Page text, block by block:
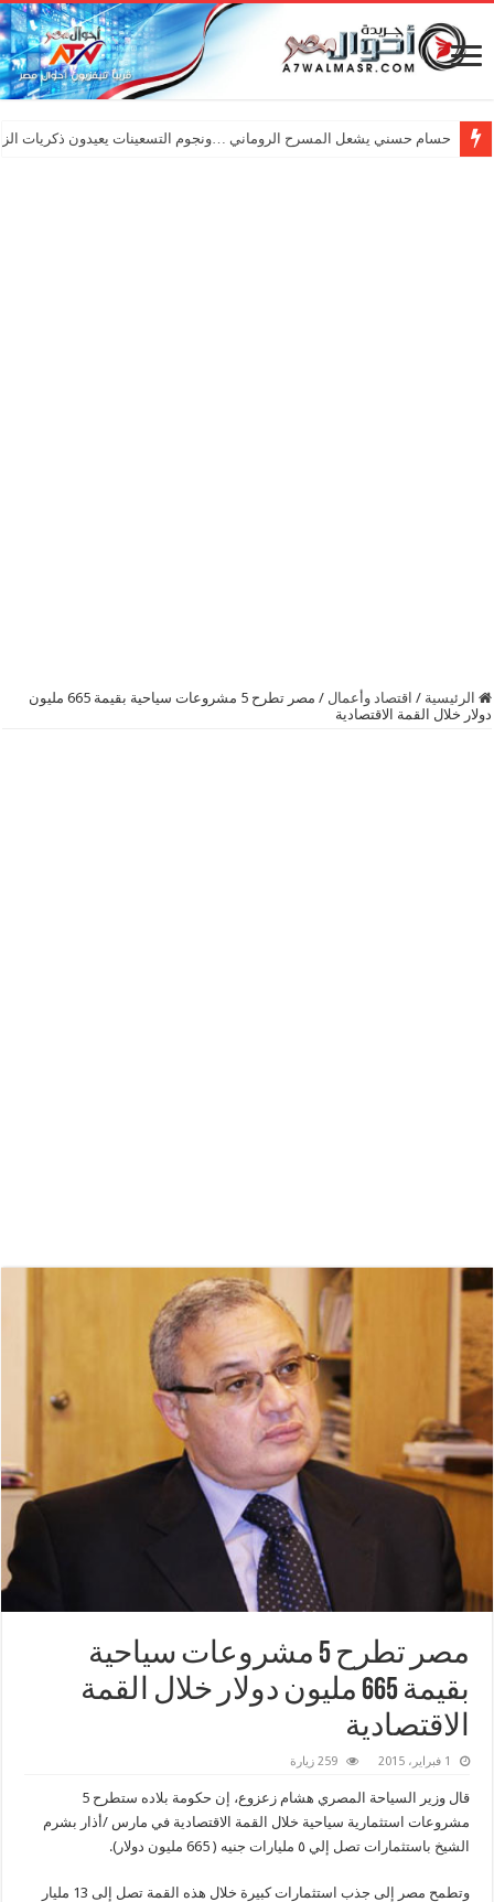
حسام حسني يشعل المسرح الروماني …ونجوم التسعينات يعيدون ذكريات
الرئيسية / اقتصاد وأعمال /
مصر‬ تطرح 5 مشروعات سياحية بقيمة 665 مليون
دولار خلال القمة الاقتصادية
مصر‬ تطرح 5 مشروعات سياحية
بقيمة 665 مليون دولار خلال القمة
الاقتصادية
1 فبراير، 2015 259 زيارة
قال وزير السياحة المصري هشام زعزوع، إن حكومة بلاده ستطرح 5
مشروعات استثمارية سياحية خلال القمة الاقتصادية في مارس /أذار بشرم
الشيخ باستثمارات تصل إلي ٥ مليارات جنيه ( 665 مليون دولار).
وتطمح مصر إلى جذب استثمارات كبيرة خلال هذه القمة تصل إلى 13 مليار